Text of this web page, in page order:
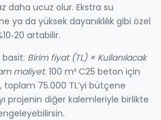
daha ucuz olur. Ekstra su
ya da yüksek dayanıklılık gibi özel
artabilir.
Birim fiyat (TL) × Kullanılacak
maliyet. 100 m³ C25 beton için
toplam 75.000 TL’yi bütçene
projenin diğer kalemleriyle birlikte